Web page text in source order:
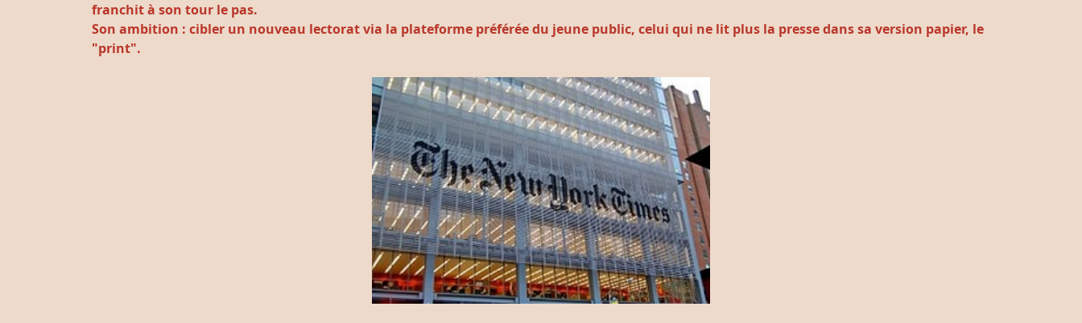
franchit à son tour le pas.
Son ambition : cibler un nouveau lectorat via la plateforme préférée du jeune public, celui qui ne lit plus la presse dans sa version papier, le
"print".